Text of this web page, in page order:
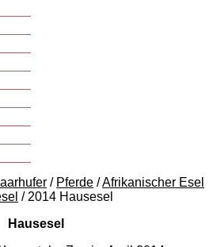
/ Pferde /Afrikanischer Esel
/ 2014 Hausesel
Hausesel